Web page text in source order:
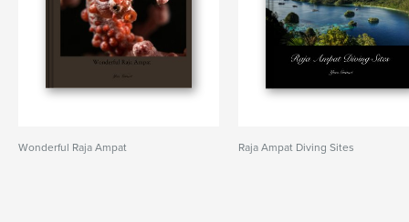
Wonderful Raja Ampat Raja Ampat Diving Sites